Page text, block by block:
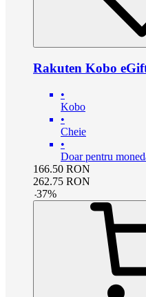
Rakuten Kobo
•
Kobo
•
Cheie
•
Doar pentru
166.50 RON
262.75 RON
-37%